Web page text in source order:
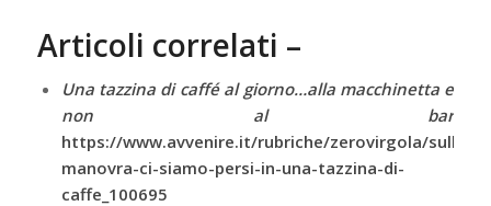
Articoli correlati –
Una tazzina di caffé al giorno…alla macchinetta e
non al bar
https://www.avvenire.it/rubriche/zerovirgola/sulla-
manovra-ci-siamo-persi-in-una-tazzina-di-
caffe_100695